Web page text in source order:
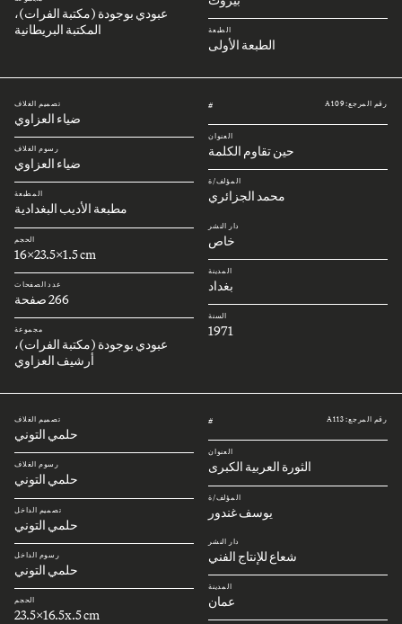
الطبعة
الطبعة الأولى
عبودي بوجودة (مكتبة الفرات)،
المكتبة البريطانية
رقم المرجع: A109 #
العنوان
حين تقاوم الكلمة
المؤلف/ة
محمد الجزائري
دار النشر
خاص
المدينة
بغداد
السنة
1971
تصميم الغلاف
ضياء العزاوي
رسوم الغلاف
ضياء العزاوي
المطبعة
مطبعة الأديب البغدادية
الحجم
16x23.5x1.5 cm
عدد الصفحات
266 صفحة
مجموعة
عبودي بوجودة (مكتبة الفرات)،
أرشيف العزاوي
رقم المرجع: A113 #
العنوان
الثورة العربية الكبرى
المؤلف/ة
يوسف غندور
دار النشر
شعاع للإنتاج الفني
المدينة
عمان
تصميم الغلاف
حلمي التوني
رسوم الغلاف
حلمي التوني
تصميم الداخل
حلمي التوني
رسوم الداخل
حلمي التوني
الحجم
23.5x16.5x.5 cm